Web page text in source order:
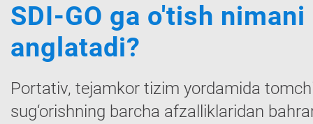
SDI-GO ga o'tish nimani
anglatadi?
Portativ, tejamkor tizim yordamida
sug‘orishning barcha afzalliklaridan